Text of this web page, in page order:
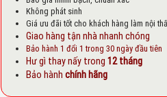
Không phát sinh
Giá ưu đãi tốt cho khách hàng làm nội
Giao hàng tận nhà nhanh chóng
Bảo hành 1 đổi 1 trong 30 ngày đầu tiên
Hư gì thay nấy trong 12 tháng
Bảo hành chính hãng